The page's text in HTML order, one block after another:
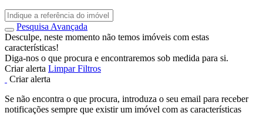
Pesquisa Avançada
Desculpe, neste momento não temos imóveis com estas
características!
Diga-nos o que procura e encontraremos sob medida para si.
Criar alerta Limpar Filtros
Criar alerta
Se não encontra o que procura, introduza o seu email para receber
notificações sempre que existir um imóvel com as características